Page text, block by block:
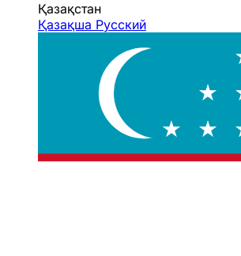
Қазақстан
Қазақша Русский